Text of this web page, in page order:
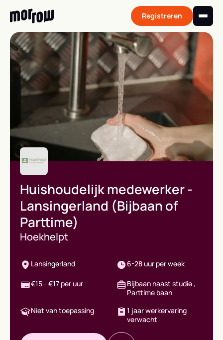
content Registreren
Huishoudelijk medewerker -
Lansingerland (Bijbaan of
Parttime)
Hoekhelpt
Lansingerland
€15 - €17 per uur
Niet van toepassing
6-28 uur per week
Bijbaan naast studie ,
Parttime baan
1 jaar werkervaring
verwacht